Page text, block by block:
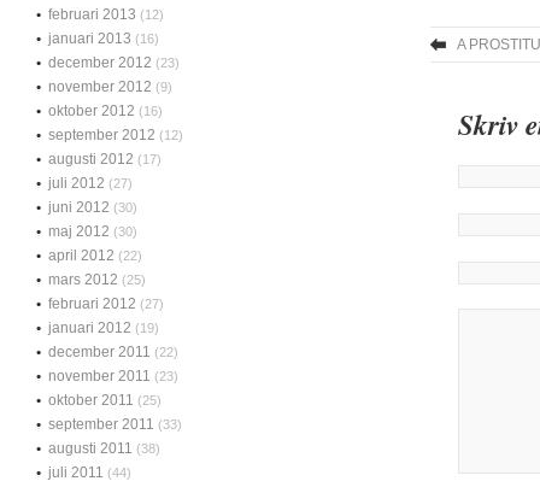
A
Skriv
februari 2013 (12)
januari 2013 (16)
december 2012 (23)
november 2012 (9)
oktober 2012 (16)
september 2012 (12)
augusti 2012 (17)
juli 2012 (27)
juni 2012 (30)
maj 2012 (30)
april 2012 (22)
mars 2012 (25)
februari 2012 (27)
januari 2012 (19)
december 2011 (22)
november 2011 (23)
oktober 2011 (25)
september 2011 (33)
augusti 2011 (38)
juli 2011 (44)